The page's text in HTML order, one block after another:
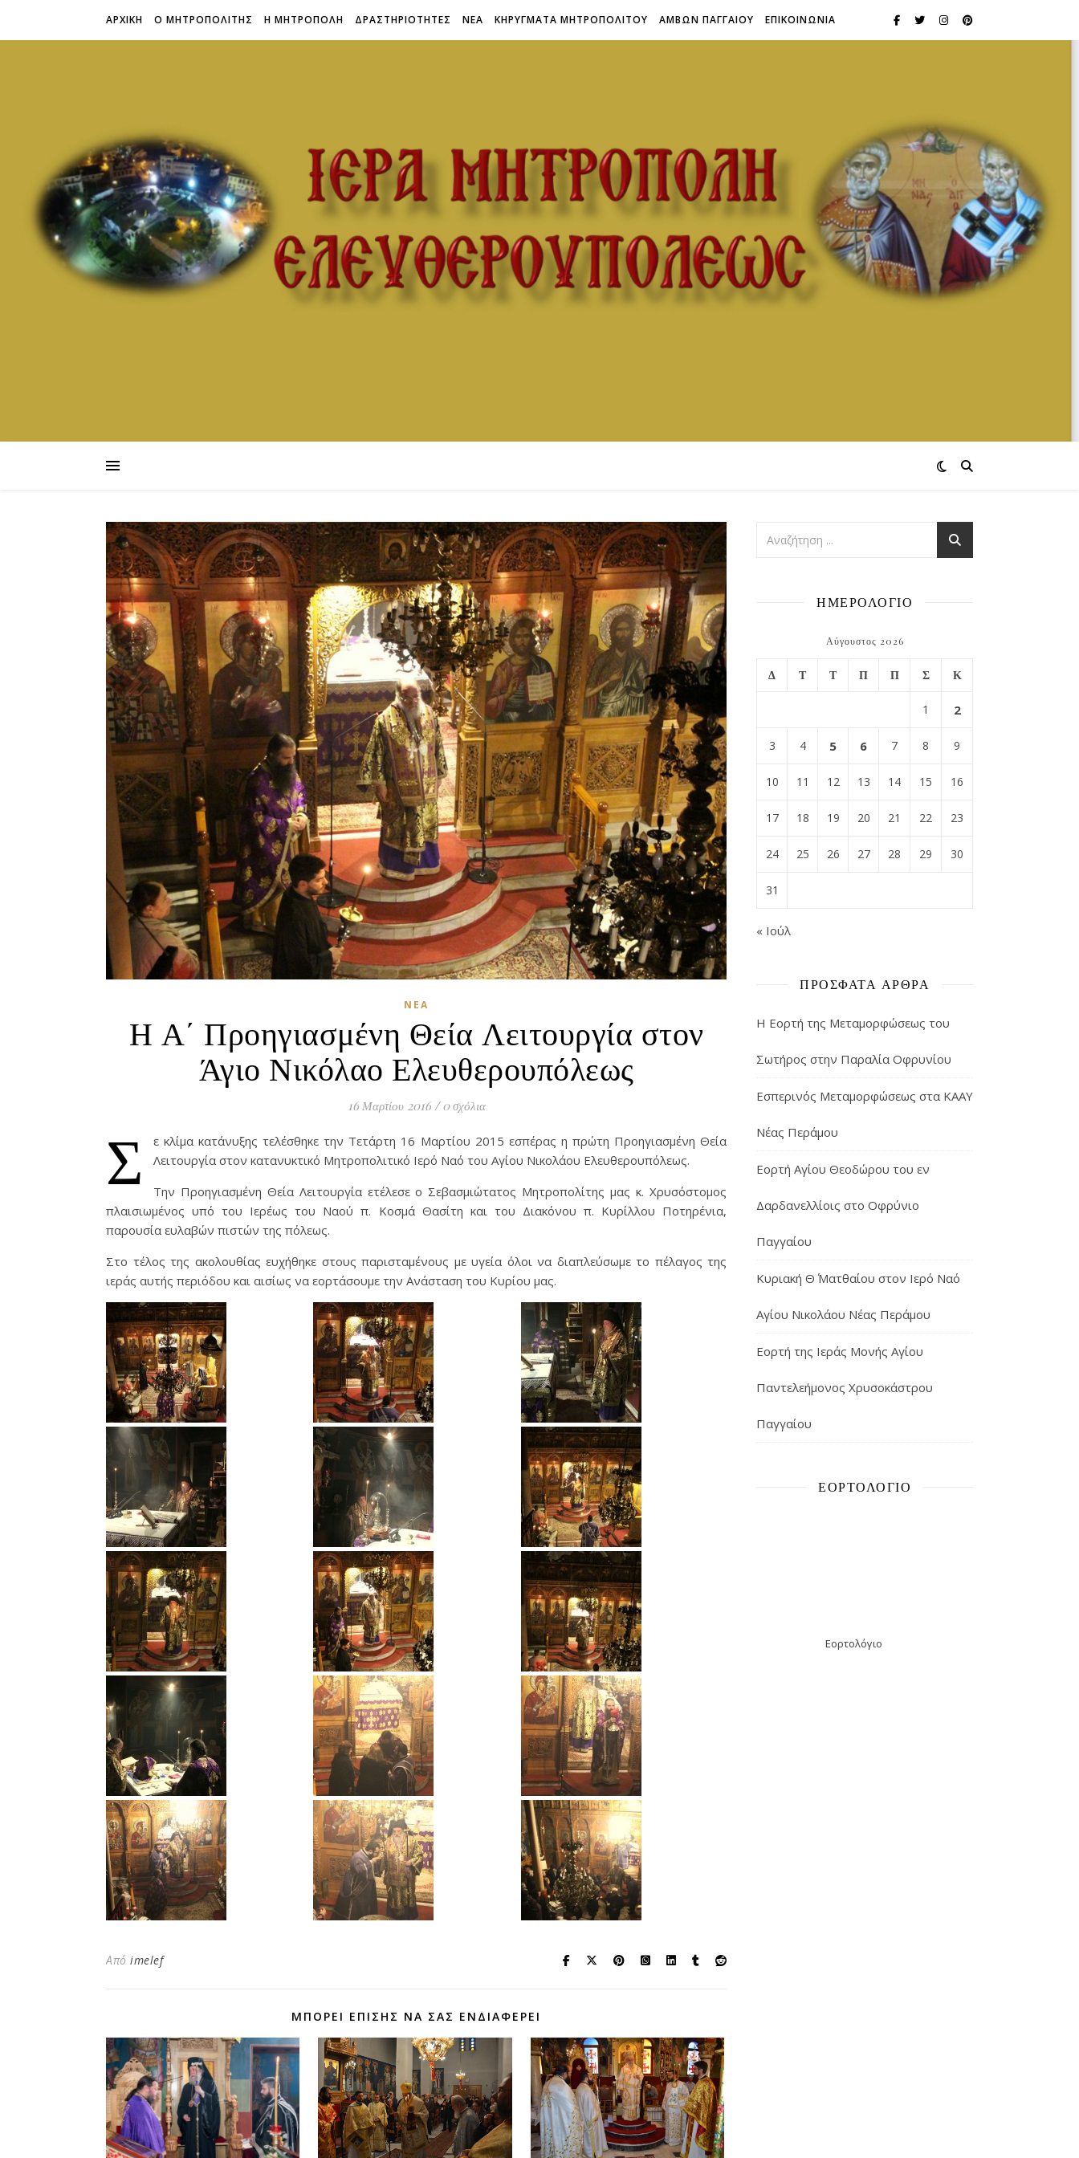
ΑΡΧΙΚΗ Ο ΜΗΤΡΟΠΟΛΙΤΗΣ Η ΜΗΤΡΟΠΟΛΗ ΔΡΑΣΤΗΡΙΟΤΗΤΕΣ ΝΕΑ ΚΗΡΥΓΜΑΤΑ ΜΗΤΡΟΠΟΛΙΤΟΥ ΑΜΒΩΝ ΠΑΓΓΑΙΟΥ ΕΠΙΚΟΙΝΩΝΙΑ
ΝΈΑ
Η Α΄ Προηγιασμένη Θεία Λειτουργία στον
Άγιο Νικόλαο Ελευθερουπόλεως
16 Μαρτίου 2016 / 0 σχόλια
Σ
ε κλίμα κατάνυξης τελέσθηκε την Τετάρτη 16 Μαρτίου 2015 εσπέρας η πρώτη Προηγιασμένη Θεία
Λειτουργία στον κατανυκτικό Μητροπολιτικό Ιερό Ναό του Αγίου Νικολάου Ελευθερουπόλεως.
Την Προηγιασμένη Θεία Λειτουργία ετέλεσε ο Σεβασμιώτατος Μητροπολίτης μας κ. Χρυσόστομος
πλαισιωμένος υπό του Ιερέως του Ναού π. Κοσμά Θασίτη και του Διακόνου π. Κυρίλλου Ποτηρένια,
παρουσία ευλαβών πιστών της πόλεως.
Στο τέλος της ακολουθίας ευχήθηκε στους παρισταμένους με υγεία όλοι να διαπλεύσωμε το πέλαγος της
ιεράς αυτής περιόδου και αισίως να εορτάσουμε την Ανάσταση του Κυρίου μας.
Από imelef
ΜΠΟΡΕΊ ΕΠΊΣΗΣ ΝΑ ΣΑΣ ΕΝΔΙΑΦΈΡΕΙ
ΗΜΕΡΟΛΟΓΙΟ
Αύγουστος 2026
Δ Τ Τ Π Π Σ Κ
1 2
3 4 5 6 7 8 9
10 11 12 13 14 15 16
17 18 19 20 21 22 23
24 25 26 27 28 29 30
31
« Ιούλ
ΠΡΌΣΦΑΤΑ ΆΡΘΡΑ
Η Εορτή της Μεταμορφώσεως του
Σωτήρος στην Παραλία Οφρυνίου
Εσπερινός Μεταμορφώσεως στα ΚΑΑΥ
Νέας Περάμου
Εορτή Αγίου Θεοδώρου του εν
Δαρδανελλίοις στο Οφρύνιο
Παγγαίου
Κυριακή Θ΄ Ματθαίου στον Ιερό Ναό
Αγίου Νικολάου Νέας Περάμου
Εορτή της Ιεράς Μονής Αγίου
Παντελεήμονος Χρυσοκάστρου
Παγγαίου
ΕΟΡΤΟΛΌΓΙΟ
Εορτολόγιο